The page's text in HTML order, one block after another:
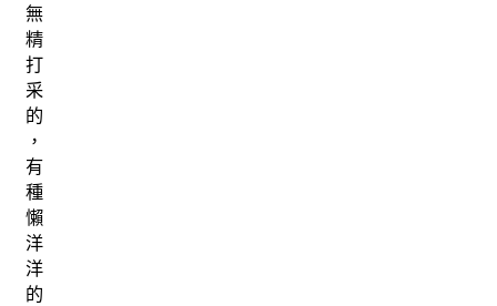
無
精
打
采
的
，
有
種
懶
洋
洋
的